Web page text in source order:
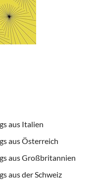
aus Italien
aus Österreich
aus Großbritannien
aus der Schweiz